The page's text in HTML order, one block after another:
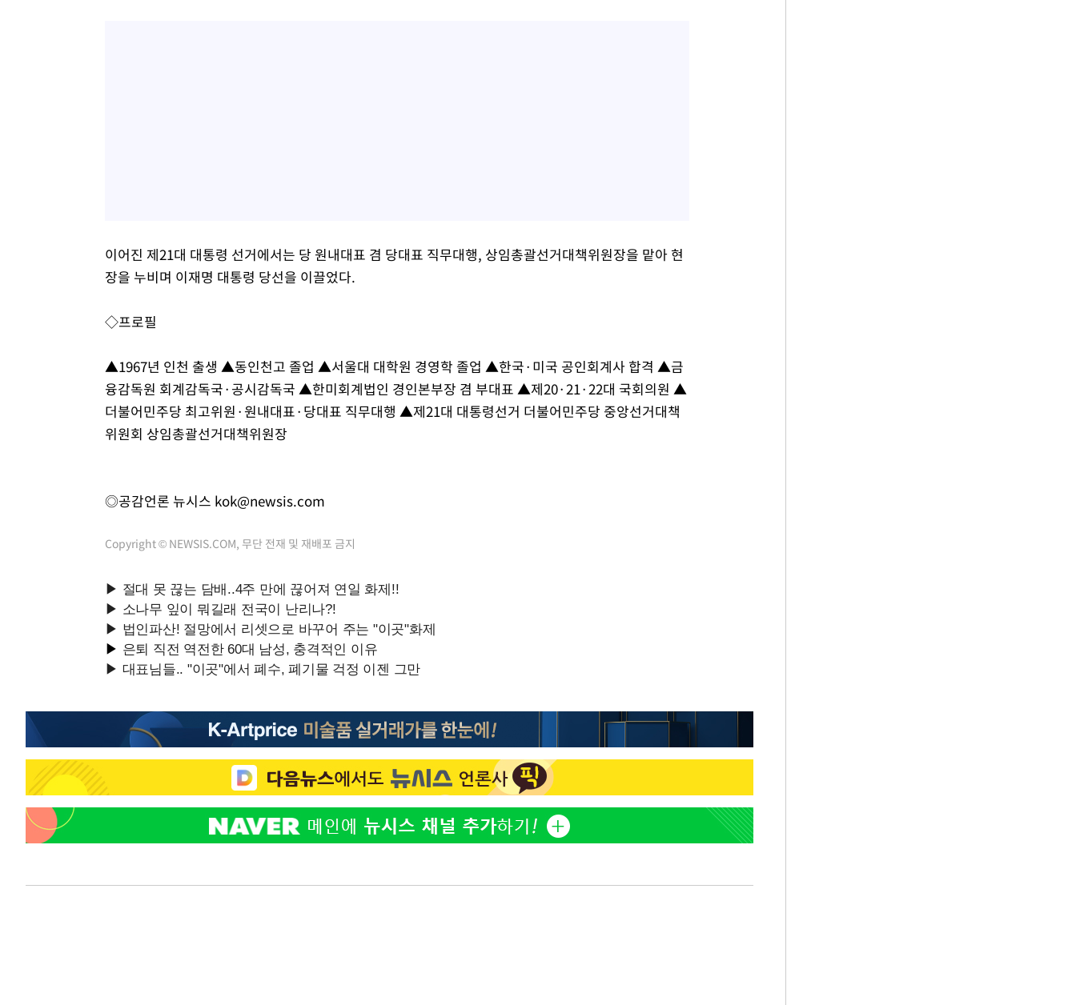
이어진 제21대 대통령 선거에서는 당 원내대표 겸 당대표 직무대행, 상임총괄선거대책위원장을 맡아 현
장을 누비며 이재명 대통령 당선을 이끌었다.
◇프로필
▲1967년 인천 출생 ▲동인천고 졸업 ▲서울대 대학원 경영학 졸업 ▲한국·미국 공인회계사 합격 ▲금
융감독원 회계감독국·공시감독국 ▲한미회계법인 경인본부장 겸 부대표 ▲제20·21·22대 국회의원 ▲
더불어민주당 최고위원·원내대표·당대표 직무대행 ▲제21대 대통령선거 더불어민주당 중앙선거대책
위원회 상임총괄선거대책위원장
◎공감언론 뉴시스 kok@newsis.com
Copyright © NEWSIS.COM, 무단 전재 및 재배포 금지